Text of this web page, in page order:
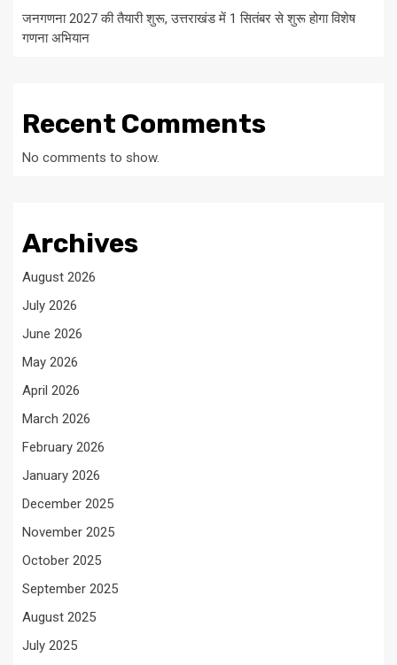
जनगणना 2027 की तैयारी शुरू, उत्तराखंड में 1 सितंबर से शुरू होगा विशेष
गणना अभियान
Recent Comments
No comments to show.
Archives
August 2026
July 2026
June 2026
May 2026
April 2026
March 2026
February 2026
January 2026
December 2025
November 2025
October 2025
September 2025
August 2025
July 2025